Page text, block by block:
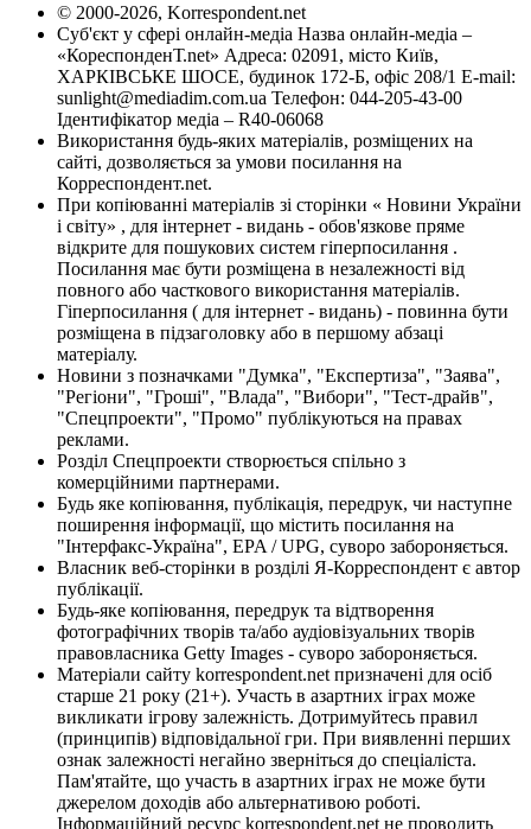
© 2000-2026, Korrespondent.net
Суб'єкт у сфері онлайн-медіа Назва онлайн-медіа –
«КореспонденТ.net» Адреса: 02091, місто Київ,
ХАРКІВСЬКЕ ШОСЕ, будинок 172-Б, офіс 208/1 E-mail:
sunlight@mediadim.com.ua Телефон: 044-205-43-00
Ідентифікатор медіа – R40-06068
Використання будь-яких матеріалів, розміщених на
сайті, дозволяється за умови посилання на
Корреспондент.net.
При копіюванні матеріалів зі сторінки « Новини України
і світу» , для інтернет - видань - обов'язкове пряме
відкрите для пошукових систем гіперпосилання .
Посилання має бути розміщена в незалежності від
повного або часткового використання матеріалів.
Гіперпосилання ( для інтернет - видань) - повинна бути
розміщена в підзаголовку або в першому абзаці
матеріалу.
Новини з позначками "Думка", "Експертиза", "Заява",
"Регіони", "Гроші", "Влада", "Вибори", "Тест-драйв",
"Спецпроекти", "Промо" публікуються на правах
реклами.
Розділ Спецпроекти створюється спільно з
комерційними партнерами.
Будь яке копіювання, публікація, передрук, чи наступне
поширення інформації, що містить посилання на
"Інтерфакс-Україна", EPA / UPG, суворо забороняється.
Власник веб-сторінки в розділі Я-Корреспондент є автор
публікації.
Будь-яке копіювання, передрук та відтворення
фотографічних творів та/або аудіовізуальних творів
правовласника Getty Images - суворо забороняється.
Матеріали сайту korrespondent.net призначені для осіб
старше 21 року (21+). Участь в азартних іграх може
викликати ігрову залежність. Дотримуйтесь правил
(принципів) відповідальної гри. При виявленні перших
ознак залежності негайно зверніться до спеціаліста.
Пам'ятайте, що участь в азартних іграх не може бути
джерелом доходів або альтернативою роботі.
Інформаційний ресурс korrespondent.net не проводить